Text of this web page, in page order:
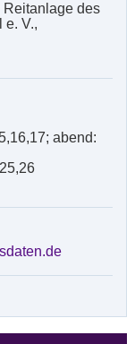
Reitanlage des
e. V.,
abend: